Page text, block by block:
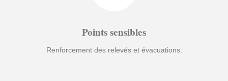
Points sensibles
Renforcement des relevés et évacuations.